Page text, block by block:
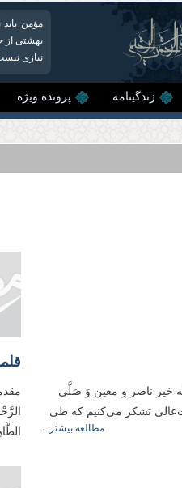
مؤمن
بهشتی از
نیازی
زندگینامه پرونده ویژه
خیر ناصر و معین وَ صَلَّی
تشکر می‌کنیم که طی
مطالعه بیشتر...